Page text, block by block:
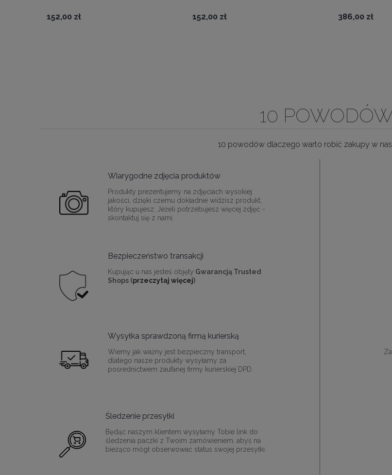
CZARNA TUBA REFLEKTOR
152,00 zł
BIAŁA TUBA REFLEKTOR
152,00 zł
WYSIĘGNIKACH
386,00 zł
10
10 powodów dlaczego warto robić zakupy w
Wiarygodne zdjęcia produktów
Produkty prezentujemy na zdjęciach wysokiej
jakości, dzięki czemu dokładnie widzisz produkt,
który kupujesz. Jeżeli potrzebujesz więcej zdjęć -
skontaktuj się z nami.
Bezpieczeństwo transakcji
Kupując u nas jesteś objęty Gwarancją Trusted
Shops (przeczytaj więcej)
Wysyłka sprawdzoną firmą kurierską
Wiemy jak ważny jest bezpieczny transport,
dlatego nasze produkty wysyłamy za
pośrednictwem zaufanej firmy kurierskiej DPD.
Śledzenie przesyłki
Będąc naszym klientem wysyłamy Tobie link do
śledzenia paczki z Twoim zamówieniem, abyś na
bieżąco mógł obserwować status swojej przesyłki.